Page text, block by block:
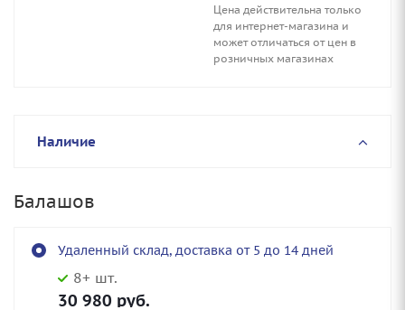
Цена действительна только
для интернет-магазина и
может отличаться от цен в
розничных магазинах
Наличие
Балашов
Удаленный склад, доставка от 5 до 14 дней
8+ шт.
30 980 руб.